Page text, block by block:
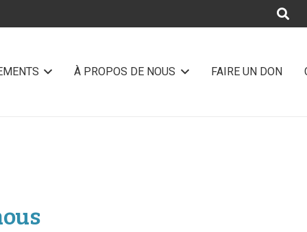
À PROPOS DE NOUS FAIRE UN DON